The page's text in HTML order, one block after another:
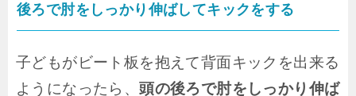
後ろで肘をしっかり伸ばしてキックをする
子どもがビート板を抱えて背面キックを出来る
ようになったら、頭の後ろで肘をしっかり伸ば